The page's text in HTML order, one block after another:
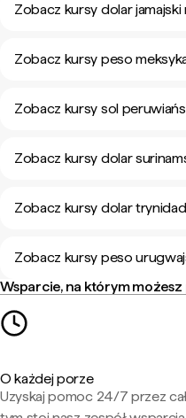
Zobacz kursy dolar jamajski
Zobacz kursy peso
Zobacz kursy sol
Zobacz kursy dolar
Zobacz kursy dolar
Zobacz kursy peso
Wsparcie, na którym
O każdej porze
Uzyskaj pomoc 24/7 przez